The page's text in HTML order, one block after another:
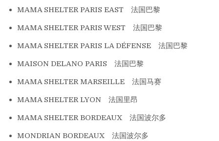
MAMA SHELTER PARIS EAST 法国巴黎
MAMA SHELTER PARIS WEST 法国巴黎
MAMA SHELTER PARIS LA DÉFENSE 法国巴黎
MAISON DELANO PARIS 法国巴黎
MAMA SHELTER MARSEILLE 法国马赛
MAMA SHELTER LYON 法国里昂
MAMA SHELTER BORDEAUX 法国波尔多
MONDRIAN BORDEAUX 法国波尔多